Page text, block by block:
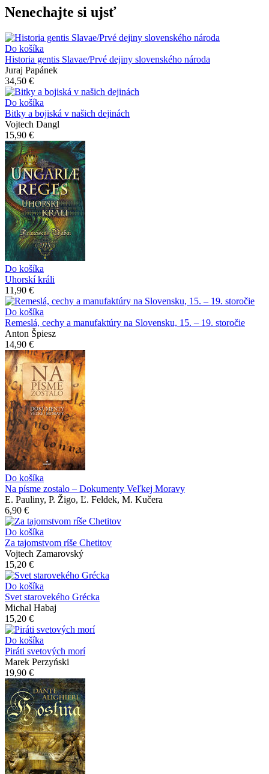
Nenechajte si ujsť
Do košíka
Historia gentis Slavae/Prvé dejiny slovenského národa
Juraj Papánek
34,50 €
Do košíka
Bitky a bojiská v našich dejinách
Vojtech Dangl
15,90 €
Do košíka
Uhorskí králi
11,90 €
Do košíka
Remeslá, cechy a manufaktúry na Slovensku, 15. – 19. storočie
Anton Špiesz
14,90 €
Do košíka
Na písme zostalo – Dokumenty Veľkej Moravy
E. Pauliny, P. Žigo, Ľ. Feldek, M. Kučera
6,90 €
Do košíka
Za tajomstvom ríše Chetitov
Vojtech Zamarovský
15,20 €
Do košíka
Svet starovekého Grécka
Michal Habaj
15,20 €
Do košíka
Piráti svetových morí
Marek Perzyński
19,90 €